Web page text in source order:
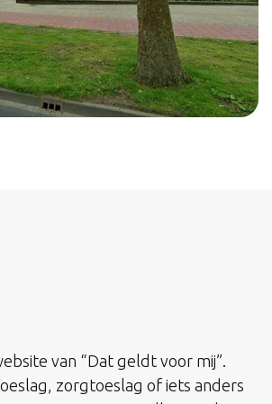
van “Dat geldt voor mij”.
zorgtoeslag of iets anders